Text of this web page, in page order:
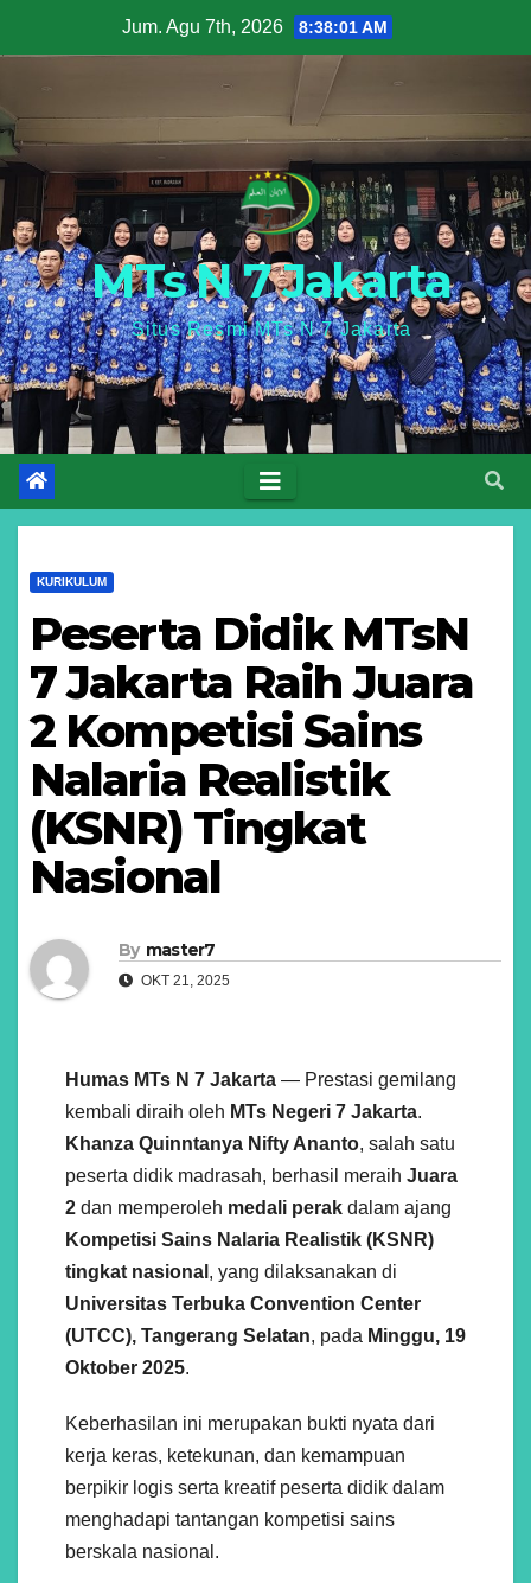
to
Jum. Agu 7th, 2026 8:38:02 AM
MTs N 7 Jakarta
Situs Resmi MTs N 7 Jakarta
KURIKULUM
Peserta Didik MTsN
7 Jakarta Raih Juara
2 Kompetisi Sains
Nalaria Realistik
(KSNR) Tingkat
Nasional
By master7
OKT 21, 2025
Humas MTs N 7 Jakarta — Prestasi gemilang
kembali diraih oleh MTs Negeri 7 Jakarta.
Khanza Quinntanya Nifty Ananto, salah satu
peserta didik madrasah, berhasil meraih Juara
2 dan memperoleh medali perak dalam ajang
Kompetisi Sains Nalaria Realistik (KSNR)
tingkat nasional , yang dilaksanakan di
Universitas Terbuka Convention Center
(UTCC), Tangerang Selatan, pada Minggu, 19
Oktober 2025.
Keberhasilan ini merupakan bukti nyata dari
kerja keras, ketekunan, dan kemampuan
berpikir logis serta kreatif peserta didik dalam
menghadapi tantangan kompetisi sains
berskala nasional.